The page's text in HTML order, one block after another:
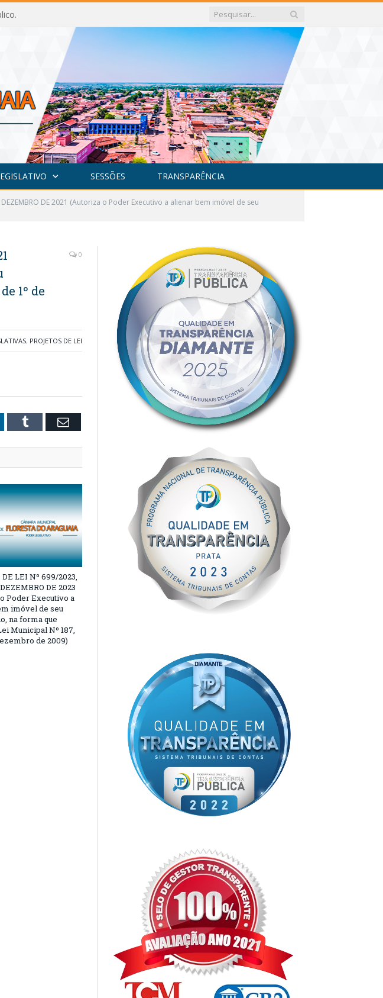
SESSÕES TRANSPARÊNCIA
DEZEMBRO DE 2021 (Autoriza o Poder Executivo a alienar bem imóvel de seu
1º de
0
, PROJETOS DE LEI
Tumblr Email
LEI Nº 699/2023,
DE 2023
Poder Executivo a
imóvel de seu
na forma que
Municipal Nº 187,
de 2009)